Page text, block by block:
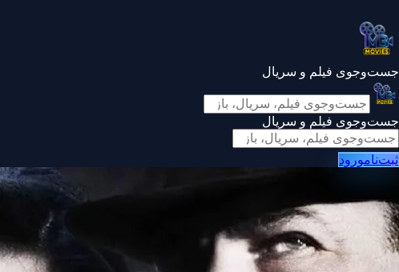
جست‌وجوی فیلم و سریال
جست‌وجوی فیلم و سریال
ثبت‌نامورود